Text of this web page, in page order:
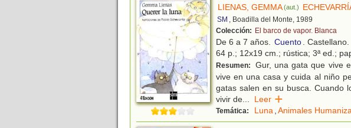
LIENAS, GEMMA(aut.)
SM , Boadilla del Monte, 1989
Colección: El barco de vapor. Blanca
De 6 a 7 años. Cuento
. Castellano.
64 p.; 12x19 cm.; rústica; 3ª ed.;
Resumen:
Gur, una gata que vive
vive en una casa y cuida al niño
gatas salen en su busca. Cuando
vivir de
Leer
Temática: Luna Animales